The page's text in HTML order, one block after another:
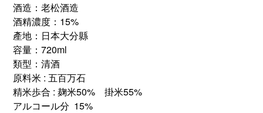
酒造：老松酒造
酒精濃度：15%
產地：日本大分縣
容量：720ml
類型：清酒
原料米 : 五百万石
精米歩合 : 麹米50%　掛米55%
アルコール分  15%